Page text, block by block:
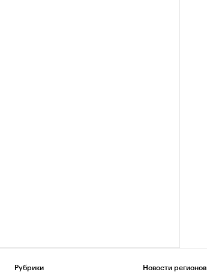
Рубрики Новости регионов